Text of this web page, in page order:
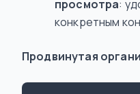
просмотра:
конкретным
Продвинутая